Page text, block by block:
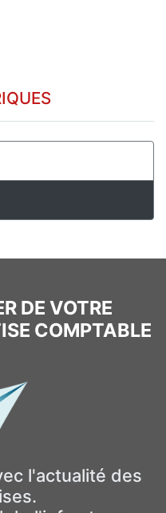
DE VOTRE
COMPTABLE
l'actualité des